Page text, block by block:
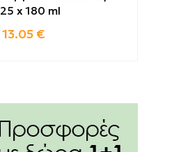
25 x 180 ml
13.05 €